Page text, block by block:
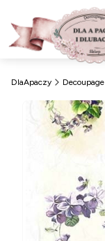
DlaApaczy Decoupage